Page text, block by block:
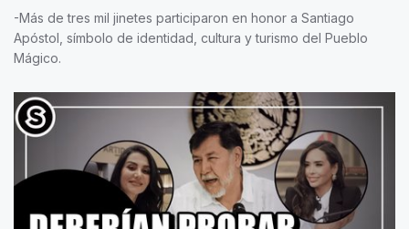
-Más de tres mil jinetes participaron en honor a Santiago
Apóstol, símbolo de identidad, cultura y turismo del Pueblo
Mágico.